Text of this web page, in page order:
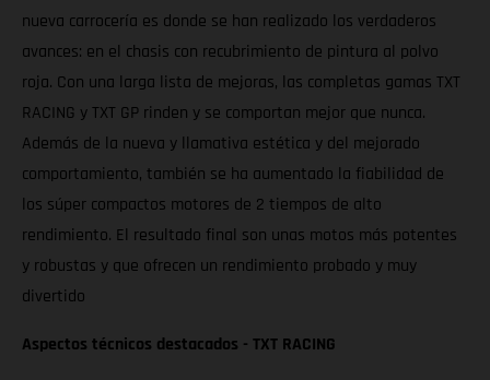
nueva carrocería es donde se han realizado los verdaderos
avances: en el chasis con recubrimiento de pintura al polvo
roja. Con una larga lista de mejoras, las completas gamas TXT
RACING y TXT GP rinden y se comportan mejor que nunca.
Además de la nueva y llamativa estética y del mejorado
comportamiento, también se ha aumentado la fiabilidad de
los súper compactos motores de 2 tiempos de alto
rendimiento. El resultado final son unas motos más potentes
y robustas y que ofrecen un rendimiento probado y muy
divertido
Aspectos técnicos destacados - TXT RACING